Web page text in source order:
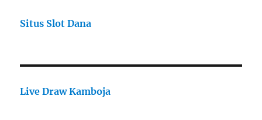
Situs Slot Dana
Live Draw Kamboja